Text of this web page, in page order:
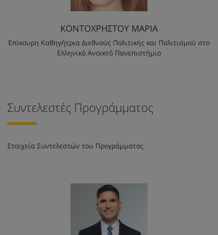
ΚΟΝΤΟΧΡΗΣΤΟΥ ΜΑΡΙΑ
Επίκουρη Καθηγήτρια Διεθνούς Πολιτικής και Πολιτισμού στο
Ελληνικό Ανοικτό Πανεπιστήμιο
Συντελεστές Προγράμματος
Στοιχεία Συντελεστών του Προγράμματος